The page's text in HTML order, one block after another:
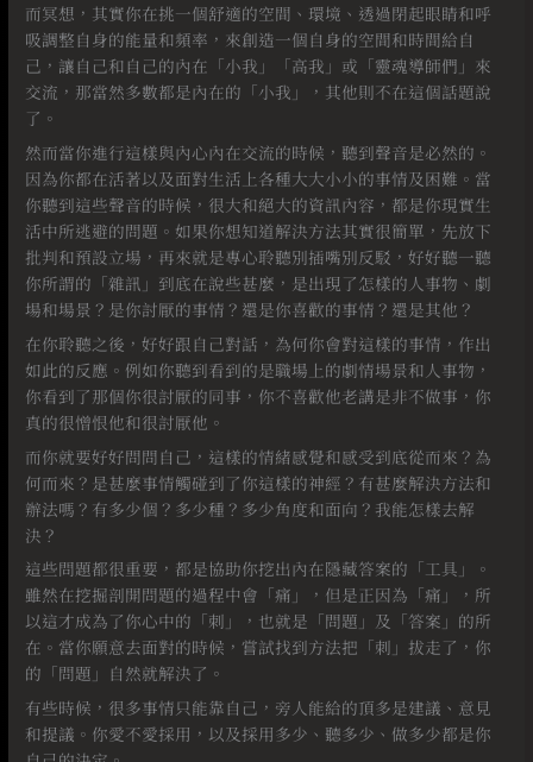
而冥想，其實你在挑一個舒適的空間、環境、透過閉起眼睛和呼
吸調整自身的能量和頻率，來創造一個自身的空間和時間給自
己，讓自己和自己的內在「小我」「高我」或「靈魂導師們」來
交流，那當然多數都是內在的「小我」，其他則不在這個話題說
了。
然而當你進行這樣與內心內在交流的時候，聽到聲音是必然的。
因為你都在活著以及面對生活上各種大大小小的事情及困難。當
你聽到這些聲音的時候，很大和絕大的資訊內容，都是你現實生
活中所逃避的問題。如果你想知道解決方法其實很簡單，先放下
批判和預設立場，再來就是專心聆聽別插嘴別反駁，好好聽一聽
你所謂的「雜訊」到底在說些甚麼，是出現了怎樣的人事物、劇
場和場景？是你討厭的事情？還是你喜歡的事情？還是其他？
在你聆聽之後，好好跟自己對話，為何你會對這樣的事情，作出
如此的反應。例如你聽到看到的是職場上的劇情場景和人事物，
你看到了那個你很討厭的同事，你不喜歡他老講是非不做事，你
真的很憎恨他和很討厭他。⠀
而你就要好好問問自己，這樣的情緒感覺和感受到底從而來？為
何而來？是甚麼事情觸碰到了你這樣的神經？有甚麼解決方法和
辦法嗎？有多少個？多少種？多少角度和面向？我能怎樣去解
決？
這些問題都很重要，都是協助你挖出內在隱藏答案的「工具」。
雖然在挖掘剖開問題的過程中會「痛」，但是正因為「痛」，所
以這才成為了你心中的「刺」，也就是「問題」及「答案」的所
在。當你願意去面對的時候，嘗試找到方法把「刺」拔走了，你
的「問題」自然就解決了。
有些時候，很多事情只能靠自己，旁人能給的頂多是建議、意見
和提議。你愛不愛採用，以及採用多少、聽多少、做多少都是你